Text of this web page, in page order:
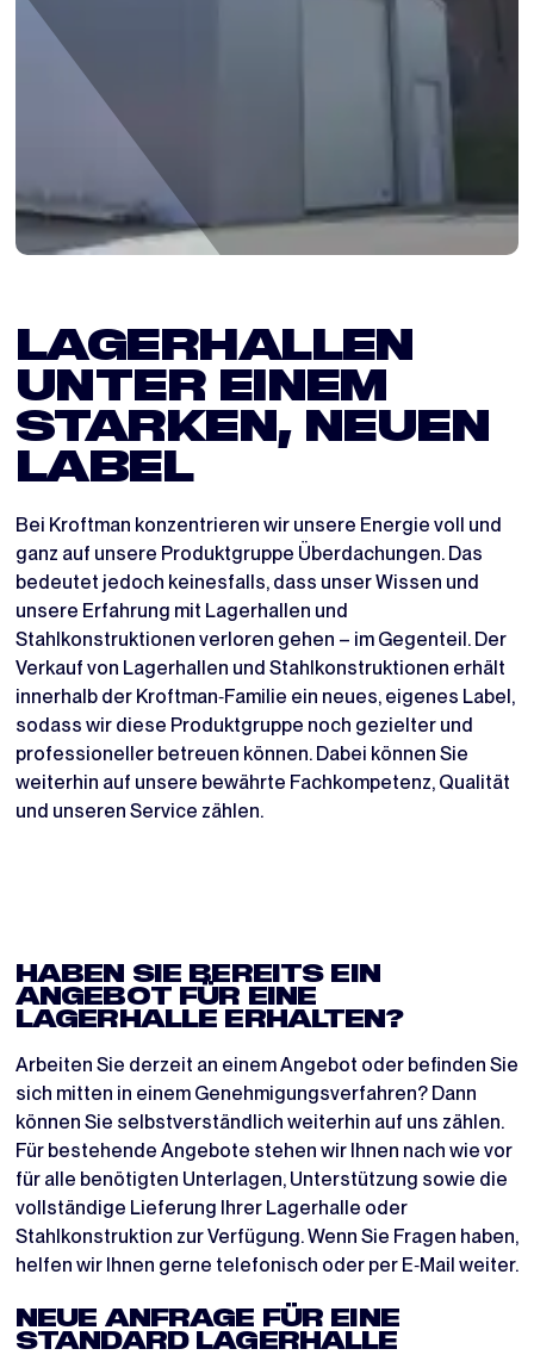
LAGERHALLEN
UNTER EINEM
STARKEN, NEUEN
LABEL
Bei Kroftman konzentrieren wir unsere Energie voll und
ganz auf unsere Produktgruppe Überdachungen. Das
bedeutet jedoch keinesfalls, dass unser Wissen und
unsere Erfahrung mit Lagerhallen und
Stahlkonstruktionen verloren gehen – im Gegenteil. Der
Verkauf von Lagerhallen und Stahlkonstruktionen erhält
innerhalb der Kroftman‑Familie ein neues, eigenes Label,
sodass wir diese Produktgruppe noch gezielter und
professioneller betreuen können. Dabei können Sie
weiterhin auf unsere bewährte Fachkompetenz, Qualität
und unseren Service zählen.
HABEN SIE BEREITS EIN
ANGEBOT FÜR EINE
LAGERHALLE ERHALTEN?
Arbeiten Sie derzeit an einem Angebot oder befinden Sie
sich mitten in einem Genehmigungsverfahren? Dann
können Sie selbstverständlich weiterhin auf uns zählen.
Für bestehende Angebote stehen wir Ihnen nach wie vor
für alle benötigten Unterlagen, Unterstützung sowie die
vollständige Lieferung Ihrer Lagerhalle oder
Stahlkonstruktion zur Verfügung. Wenn Sie Fragen haben,
helfen wir Ihnen gerne telefonisch oder per E‑Mail weiter.
NEUE ANFRAGE FÜR EINE
STANDARD LAGERHALLE